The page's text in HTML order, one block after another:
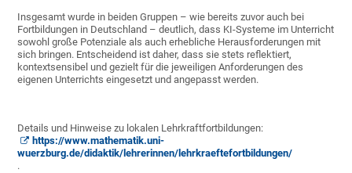
Insgesamt wurde in beiden Gruppen – wie bereits zuvor auch bei
Fortbildungen in Deutschland – deutlich, dass KI-Systeme im Unterricht
sowohl große Potenziale als auch erhebliche Herausforderungen mit
sich bringen. Entscheidend ist daher, dass sie stets reflektiert,
kontextsensibel und gezielt für die jeweiligen Anforderungen des
eigenen Unterrichts eingesetzt und angepasst werden.
Details und Hinweise zu lokalen Lehrkraftfortbildungen:
https://www.mathematik.uni-
wuerzburg.de/didaktik/lehrerinnen/lehrkraeftefortbildungen/
.